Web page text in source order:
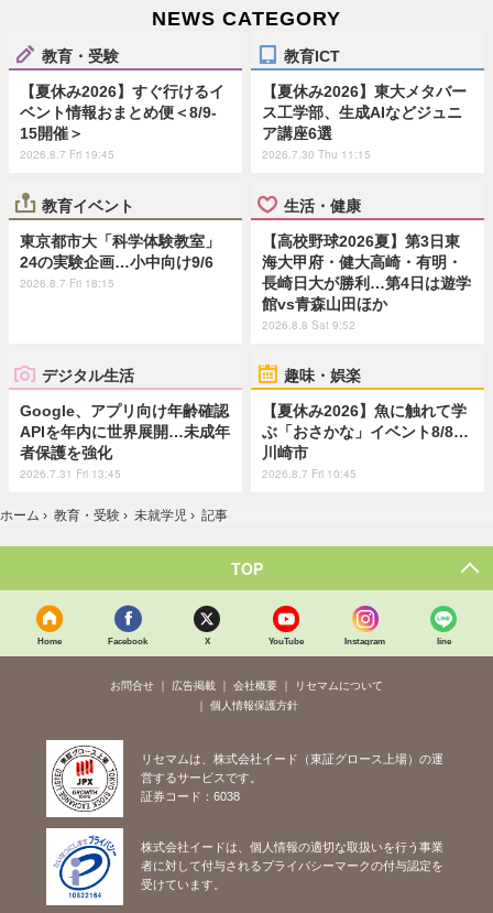
NEWS CATEGORY
教育・受験
【夏休み2026】すぐ行けるイ
ベント情報おまとめ便＜8/9-
15開催＞
2026.8.7 Fri 19:45
教育ICT
【夏休み2026】東大メタバー
ス工学部、生成AIなどジュニ
ア講座6選
2026.7.30 Thu 11:15
教育イベント
東京都市大「科学体験教室」
24の実験企画…小中向け9/6
2026.8.7 Fri 18:15
生活・健康
【高校野球2026夏】第3日東
海大甲府・健大高崎・有明・
長崎日大が勝利…第4日は遊学
館vs青森山田ほか
2026.8.8 Sat 9:52
デジタル生活
Google、アプリ向け年齢確認
APIを年内に世界展開…未成年
者保護を強化
2026.7.31 Fri 13:45
趣味・娯楽
【夏休み2026】魚に触れて学
ぶ「おさかな」イベント8/8…
川崎市
2026.8.7 Fri 10:45
ホーム › 教育・受験 › 未就学児 › 記事
TOP
Home Facebook X YouTube Instagram line
お問合せ 広告掲載 会社概要
リセマムについて
個人情報保護方針
リセマムは、株式会社イード（東証グロース上場）の運
営するサービスです。
証券コード：6038
株式会社イードは、個人情報の適切な取扱いを行う事業
者に対して付与されるプライバシーマークの付与認定を
受けています。